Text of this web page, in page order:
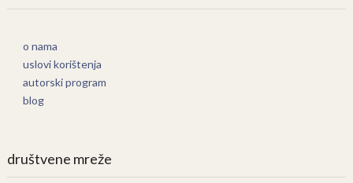
o nama
uslovi korištenja
autorski program
blog
društvene mreže